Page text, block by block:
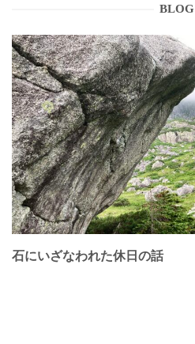
BLOG
石にいざなわれた休日の話